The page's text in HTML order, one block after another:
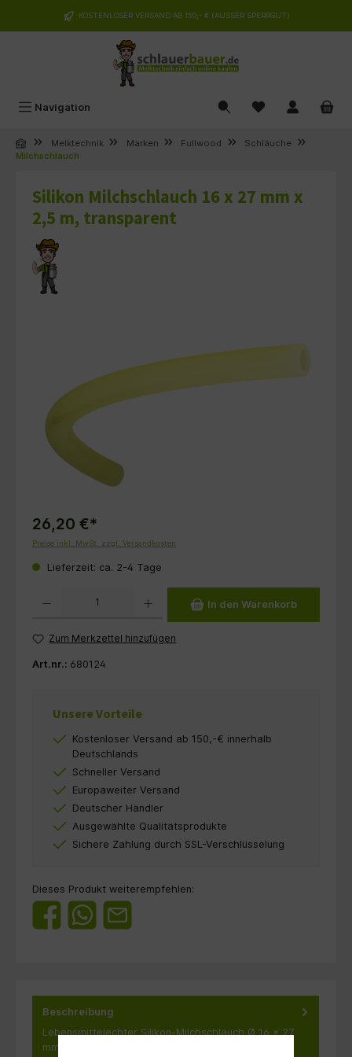
springen KOSTENLOSER VERSAND AB 150,- € (AUSSER SPERRGUT)
Navigation
Melktechnik Marken Fullwood
Schläuche
Milchschlauch
Silikon Milchschlauch 16 x 27 mm x
2,5 m, transparent
26,20 €*
Preise inkl. MwSt. zzgl. Versandkosten
Lieferzeit: ca. 2-4 Tage
In den Warenkorb
Zum Merkzettel hinzufügen
Art.nr.: 680124
Unsere Vorteile
Kostenloser Versand ab 150,-€ innerhalb
Deutschlands
Schneller Versand
Europaweiter Versand
Deutscher Händler
Ausgewählte Qualitätsprodukte
Sichere Zahlung durch SSL-Verschlüsselung
Dieses Produkt weiterempfehlen:
Beschreibung
Lebensmittelechter Silikon-Milchschlauch Ø 16 x 27
mm – 2,5 Meter Dieser hochwertige Silikon-